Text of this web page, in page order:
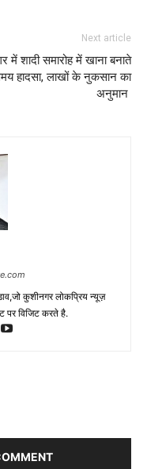
Next article
में शादी समारोह में खाना बनाते
हादसा, लाखों के नुकसान का
अनुमान
कुशीनगर लोकप्रिय न्यूज़
पर विजिट करते है.